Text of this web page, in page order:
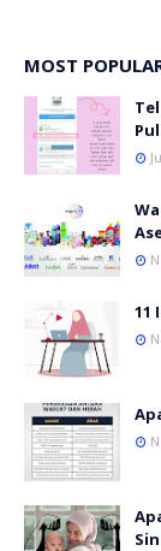
MOST
11